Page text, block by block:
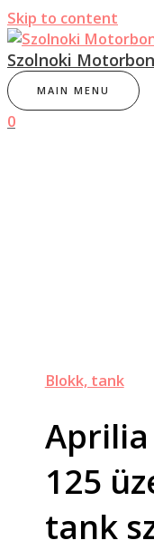
Skip to content
Szolnoki
MAIN MENU
0
Blokk, tank
125
tank